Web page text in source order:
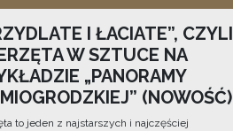
I ŁACIATE”, CZYLI
W SZTUCE NA
„PANORAMY
(NOWOŚĆ)
to jeden z najstarszych i najczęściej